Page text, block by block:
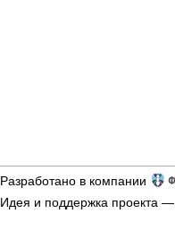
Разработано в компании
Идея и поддержка проекта —